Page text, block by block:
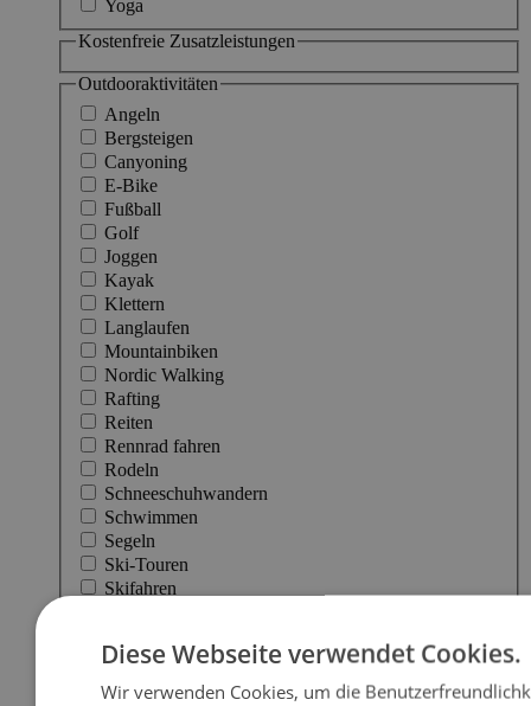
Yoga
Kostenfreie Zusatzleistungen
Outdooraktivitäten
Angeln
Bergsteigen
Canyoning
E-Bike
Fußball
Golf
Joggen
Kayak
Klettern
Langlaufen
Mountainbiken
Nordic Walking
Rafting
Reiten
Rennrad fahren
Rodeln
Schneeschuhwandern
Schwimmen
Segeln
Ski-Touren
Skifahren
Tennis
Wandern
Diese Webseite verwendet Cookies.
Wir verwenden Cookies, um die